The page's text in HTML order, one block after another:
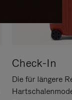
Check-In
Die für längere